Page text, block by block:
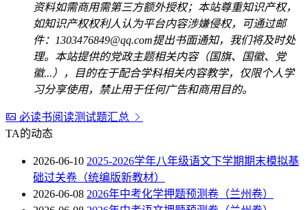
资料如需商用需第三方额外授权；本站尊重知识产权，
如知识产权权利人认为平台内容涉嫌侵权，可通过邮
件：1303476849@qq.com提出书面通知，我们将及时处
理。本站提供的党政主题相关内容（国旗、国徽、党
徽...），目的在于配合学科相关内容教学，仅限个人学
习分享使用，禁止用于任何广告和商用目的。
必读书阅读测试题汇总
TA的动态
2026-06-10 2025-2026学年八年级语文下学期期末模拟基
础过关卷（统编版新教材）
2026-06-08 2026年中考化学押题预测卷（兰州卷）